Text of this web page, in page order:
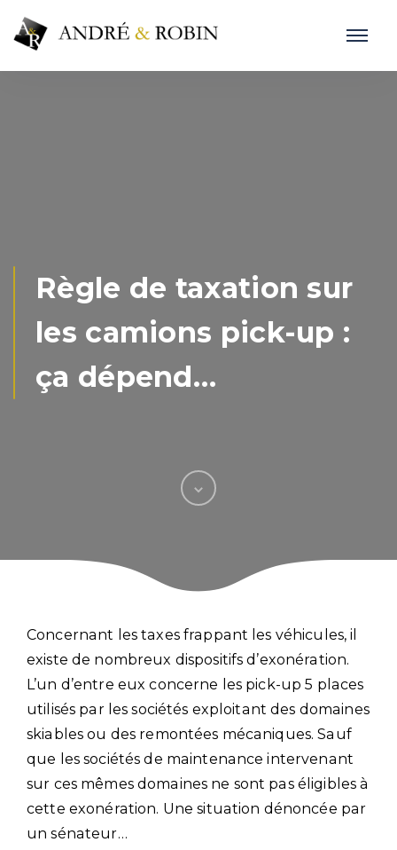
Règle de taxation sur
les camions pick-up :
ça dépend…
Concernant les taxes frappant les véhicules, il
existe de nombreux dispositifs d’exonération.
L’un d’entre eux concerne les pick-up 5 places
utilisés par les sociétés exploitant des domaines
skiables ou des remontées mécaniques. Sauf
que les sociétés de maintenance intervenant
sur ces mêmes domaines ne sont pas éligibles à
cette exonération. Une situation dénoncée par
un sénateur…